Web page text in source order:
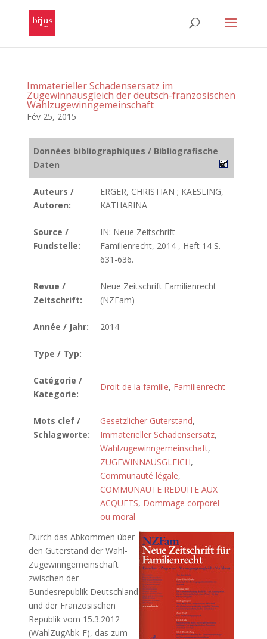
Immaterieller Schadensersatz im
Zugewinnausgleich der deutsch-französischen
Wahlzugewinngemeinschaft
Fév 25, 2015
Données bibliographiques / Bibliografische
Daten
Auteurs /
Autoren:
ERGER, CHRISTIAN ; KAESLING,
KATHARINA
Source /
Fundstelle:
IN: Neue Zeitschrift
Familienrecht, 2014 , Heft 14 S.
631-636.
Revue /
Zeitschrift:
Neue Zeitschrift Familienrecht
(NZFam)
Année / Jahr: 2014
Type / Typ:
Catégorie /
Kategorie:
Droit de la famille, Familienrecht
Mots clef /
Schlagworte:
Gesetzlicher Güterstand,
Immaterieller Schadensersatz,
Wahlzugewinngemeinschaft,
ZUGEWINNAUSGLEICH,
Communauté légale,
COMMUNAUTE REDUITE AUX
ACQUETS, Dommage corporel
ou moral
Durch das Abkommen über
den Güterstand der Wahl-
Zugewinngemeinschaft
zwischen der
Bundesrepublik Deutschland
und der Französischen
Republik vom 15.3.2012
(WahlZugAbk-F), das zum